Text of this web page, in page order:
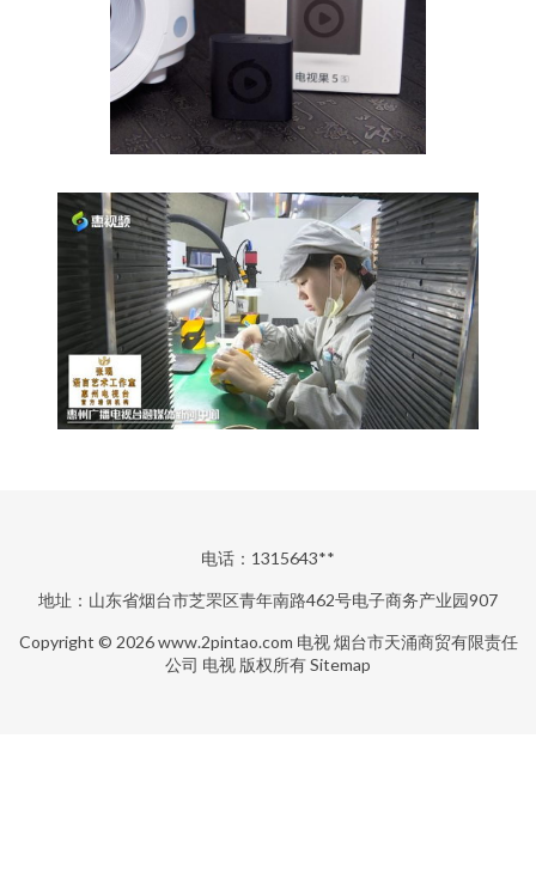
电话：1315643**
地址：山东省烟台市芝罘区青年南路462号电子商务产业园907
Copyright © 2026www.2pintao.com 电视 烟台市天涌商贸有限责任
公司 电视 版权所有Sitemap